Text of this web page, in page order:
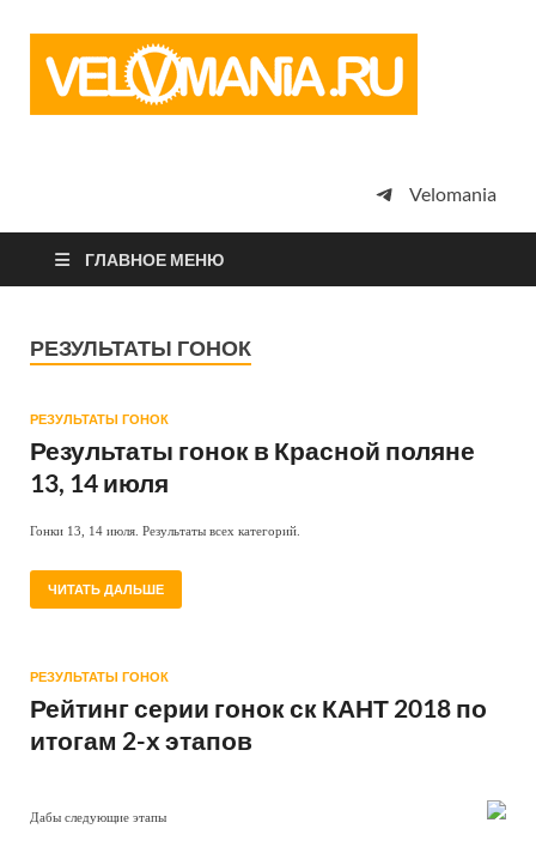
просто
Velomania
ГЛАВНОЕ МЕНЮ
РЕЗУЛЬТАТЫ ГОНОК
РЕЗУЛЬТАТЫ ГОНОК
Результаты гонок в Красной поляне
13, 14 июля
Гонки 13, 14 июля. Результаты всех категорий.
ЧИТАТЬ ДАЛЬШЕ
РЕЗУЛЬТАТЫ ГОНОК
Рейтинг серии гонок ск КАНТ 2018 по
итогам 2-х этапов
Дабы следующие этапы